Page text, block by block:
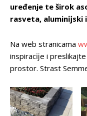
uređenje te širok
rasveta, aluminĳski
Na web stranicama
inspiracĳe i
prostor. Strast